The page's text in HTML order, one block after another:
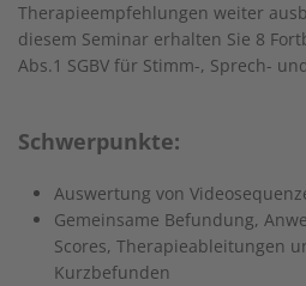
Therapieempfehlungen weiter
diesem Seminar erhalten Sie 8
Abs.1 SGBV für Stimm-, Sprech-
Schwerpunkte:
Auswertung von
Gemeinsame Befundung,
Scores, Therapieableitungen
Kurzbefunden